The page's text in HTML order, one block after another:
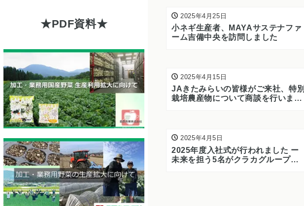
PDF資料
2025年4月25日
小ネギ生産者、MAYAサステナファ
ーム吉備中央を訪問しました
2025年4月15日
JAきたみらいの皆様がご来社、特別
栽培農産物について商談を行いまし
2025年4月5日
2025年度入社式が行われました ー
未来を担う5名がクラカグループに